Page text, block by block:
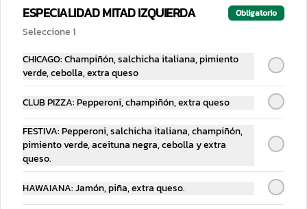
Brownie
$59.00
Bebidas
ESPECIALIDAD MITAD IZQUIERDA Obligatorio
Seleccione 1
CHICAGO: Champiñón, salchicha italiana, pimiento
verde, cebolla, extra queso
CLUB PIZZA: Pepperoni, champiñón, extra queso
FESTIVA: Pepperoni, salchicha italiana, champiñón,
pimiento verde, aceituna negra, cebolla y extra
queso.
HAWAIANA: Jamón, piña, extra queso.